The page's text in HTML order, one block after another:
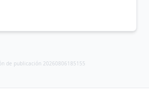
de publicación 20260806185155